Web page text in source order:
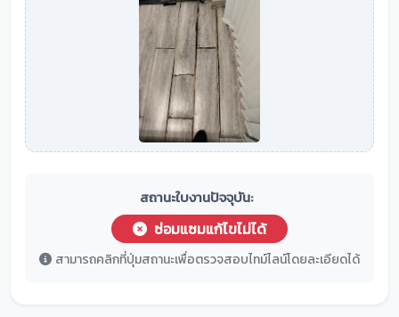
สถานะใบงานปัจจุบัน:
ซ่อมแซมแก้ไขไม่ได้
สามารถคลิกที่ปุ่มสถานะเพื่อตรวจสอบไทม์ไลน์โดยละเอียดได้